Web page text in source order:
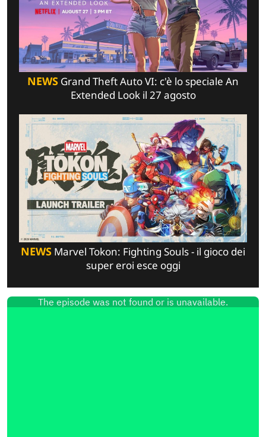
NEWS Grand Theft Auto VI: c'è lo speciale An
Extended Look il 27 agosto
NEWS Marvel Tokon: Fighting Souls - il gioco dei
super eroi esce oggi